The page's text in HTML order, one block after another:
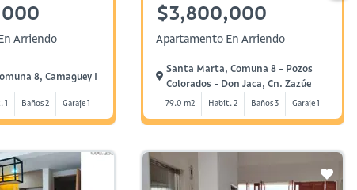
Arriendo
8, Camaguey I
1 Baños 2 Garaje 1
$3,800,000
Apartamento En Arriendo
Santa Marta, Comuna 8 - Pozos
Colorados - Don Jaca, Cn. Zazúe
79.0 m2 Habit. 2 Baños 3 Garaje 1